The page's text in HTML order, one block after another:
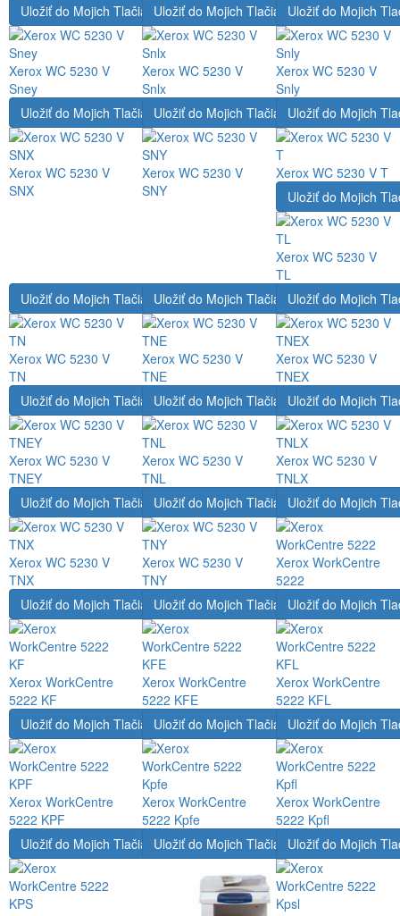
Uložiť do Mojich Tlačiarní
Xerox WC 5230 V
Sney
Uložiť do Mojich Tlačiarní
Xerox WC 5230 V
Snlx
Uložiť do Mojich
Xerox WC 5230 V
Snly
Uložiť do Mojich Tlačiarní
Xerox WC 5230 V
SNX
Uložiť do Mojich Tlačiarní
Xerox WC 5230 V
SNY
Uložiť do Mojich
Xerox WC 5230 V T
Uložiť do Mojich
Xerox WC 5230 V
TL
Uložiť do Mojich Tlačiarní
Xerox WC 5230 V
TN
Uložiť do Mojich Tlačiarní
Xerox WC 5230 V
TNE
Uložiť do Mojich
Xerox WC 5230 V
TNEX
Uložiť do Mojich Tlačiarní
Xerox WC 5230 V
TNEY
Uložiť do Mojich Tlačiarní
Xerox WC 5230 V
TNL
Uložiť do Mojich
Xerox WC 5230 V
TNLX
Uložiť do Mojich Tlačiarní
Xerox WC 5230 V
TNX
Uložiť do Mojich Tlačiarní
Xerox WC 5230 V
TNY
Uložiť do Mojich
Xerox WorkCentre
5222
Uložiť do Mojich Tlačiarní
Xerox WorkCentre
5222 KF
Uložiť do Mojich Tlačiarní
Xerox WorkCentre
5222 KFE
Uložiť do Mojich
Xerox WorkCentre
5222 KFL
Uložiť do Mojich Tlačiarní
Xerox WorkCentre
5222 KPF
Uložiť do Mojich Tlačiarní
Xerox WorkCentre
5222 Kpfe
Uložiť do Mojich
Xerox WorkCentre
5222 Kpfl
Uložiť do Mojich TlačiarníUložiť do Mojich TlačiarníUložiť do Mojich